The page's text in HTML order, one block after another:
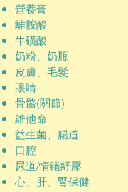
營養膏
離胺酸
牛磺酸
奶粉、奶瓶
皮膚、毛髮
眼睛
骨骼(關節)
維他命
益生菌、腸道
口腔
尿道/情緒紓壓
心、肝、腎保健